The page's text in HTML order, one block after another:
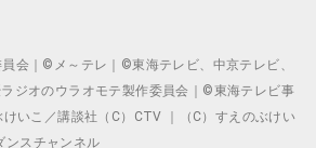
会｜©メ～テレ｜©東海テレビ、中京テレビ、
ジオのウラオモテ製作委員会｜©東海テレビ事
いこ／講談社（C）CTV ｜（C）すえのぶけい
ンスチャンネル